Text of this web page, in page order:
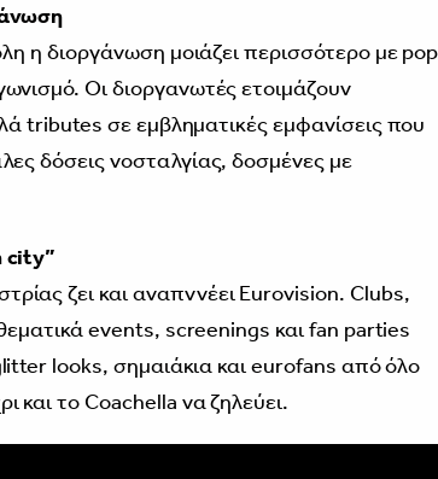
η διοργάνωση μοιάζει περισσότερο με pop
Οι διοργανωτές ετοιμάζουν
tributes σε εμβληματικές εμφανίσεις που
δόσεις νοσταλγίας, δοσμένες με
city”
ζει και αναπννέει Eurovision. Clubs,
events, screenings και fan parties
looks, σημαιάκια και eurofans από όλο
και το Coachella να ζηλεύει.